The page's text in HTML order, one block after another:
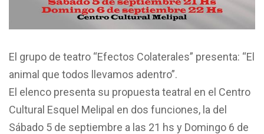
El grupo de teatro “Efectos Colaterales” presenta: “El
animal que todos llevamos adentro”.
El elenco presenta su propuesta teatral en el Centro
Cultural Esquel Melipal en dos funciones, la del
Sábado 5 de septiembre a las 21 hs y Domingo 6 de